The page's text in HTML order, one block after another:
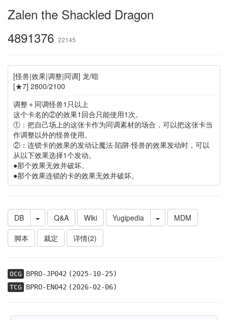
Zalen the Shackled Dragon
4891376 22145
[怪兽|效果|调整|同调] 龙/暗
[★7] 2800/2100
调整＋同调怪兽1只以上
这个卡名的②的效果1回合只能使用1次。
①：把自己场上的这张卡作为同调素材的场合，可以把这张卡当
作调整以外的怪兽使用。
②：连锁卡的效果的发动让魔法·陷阱·怪兽的效果发动时，可以
从以下效果选择1个发动。
●那个效果无效并破坏。
●那个效果连锁的卡的效果无效并破坏。
DB Q&A Wiki Yugipedia
MDM
脚本
裁定 详情(2)
OCG BPRO-JP042(2025-10-25)
TCG BPRO-EN042(2026-02-06)